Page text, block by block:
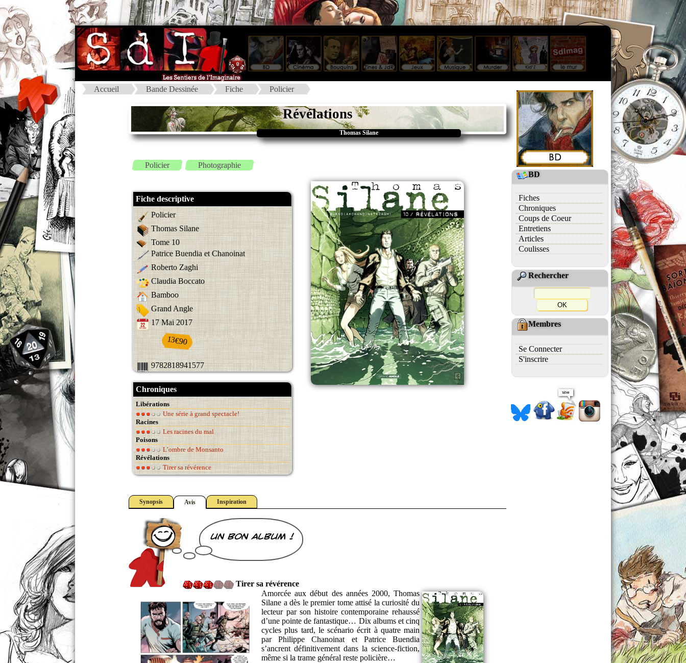
Accueil Bande Dessinée Fiche Policier
Révélations
Thomas Silane
Policier Photographie
Fiche descriptive
Policier
Thomas Silane
Tome 10
Patrice Buendia et Chanoinat
Roberto Zaghi
Claudia Boccato
Bamboo
Grand Angle
17 Mai 2017
13€90
9782818941577
Chroniques
Libérations
Une série à grand spectacle!
Racines
Les racines du mal
Poisons
L’ombre de Monsanto
Révélations
Tirer sa révérence
Synopsis Avis Inspiration
un bon album !
Tirer sa révérence
Amorcée aux début des années 2000, Thomas
Silane a dès le premier tome attisé la curiosité du
lecteur par son histoire contemporaine rehaussé
d’une pointe de fantastique… Dix albums et cinq
cycles plus tard, le scénario écrit à quatre main
par Philippe Chanoinat et Patrice Buendia
s’ancrent définitivement dans la science-fiction,
même si la trame général reste policière…
BD
Fiches
Chroniques
Coups de Coeur
Entretiens
Articles
Coulisses
Rechercher
Membres
Se Connecter
S'inscrire